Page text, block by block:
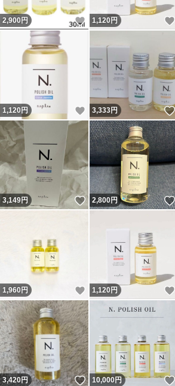
2,900 円 いいね！
1,120 円
1,120 円 いいね！
3,333円
3,149円 いいね！
2,800円
1,960 円 いいね！
1,120 円
3,420円 いいね！
10,000円